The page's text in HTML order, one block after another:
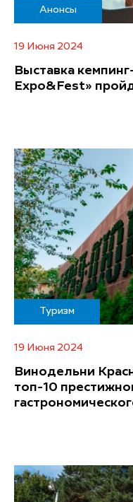
Анонсы
19 Июня 2024
Выставка
Expo&Fest»
Туризм
19 Июня 2024
Винодельни
топ-10